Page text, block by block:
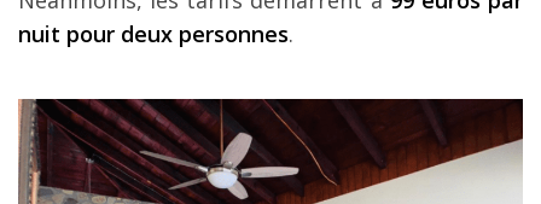
nuit pour deux personnes.